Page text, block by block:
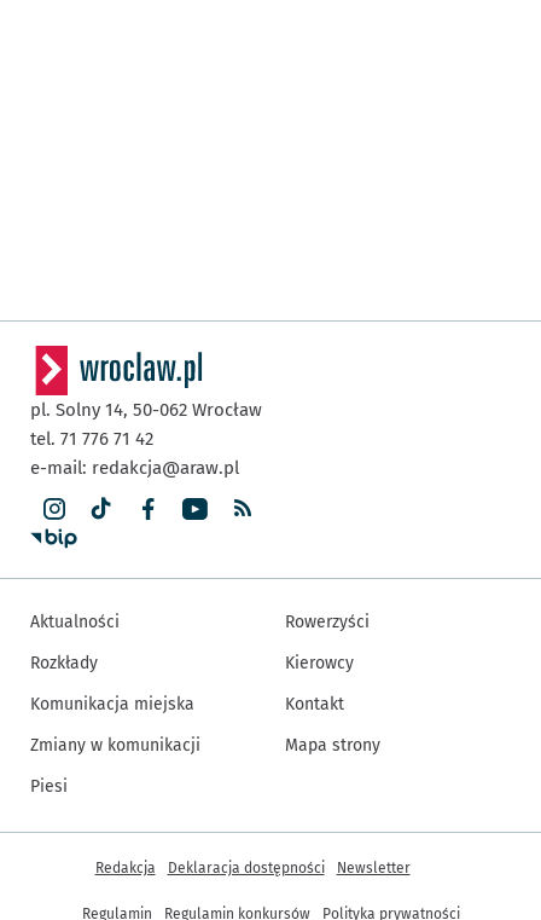
pl. Solny 14, 50-062 Wrocław
tel. 71 776 71 42
e-mail: redakcja@araw.pl
Aktualności
Rozkłady
Komunikacja miejska
Zmiany w komunikacji
Piesi
Rowerzyści
Kierowcy
Kontakt
Mapa strony
Inne informacje
Redakcja Deklaracja dostępności Newsletter
Regulamin Regulamin konkursów Polityka prywatności